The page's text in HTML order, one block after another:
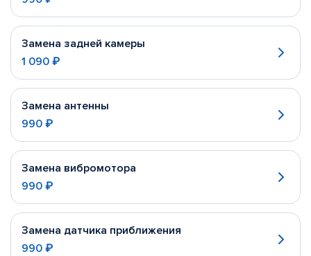
Замена задней камеры
1 090 ₽
Замена антенны
990 ₽
Замена вибромотора
990 ₽
Замена датчика приближения
990 ₽